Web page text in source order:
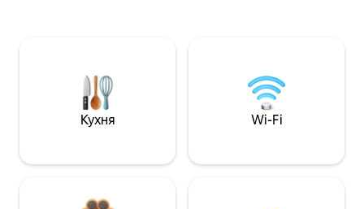
Кухня Wi-Fi